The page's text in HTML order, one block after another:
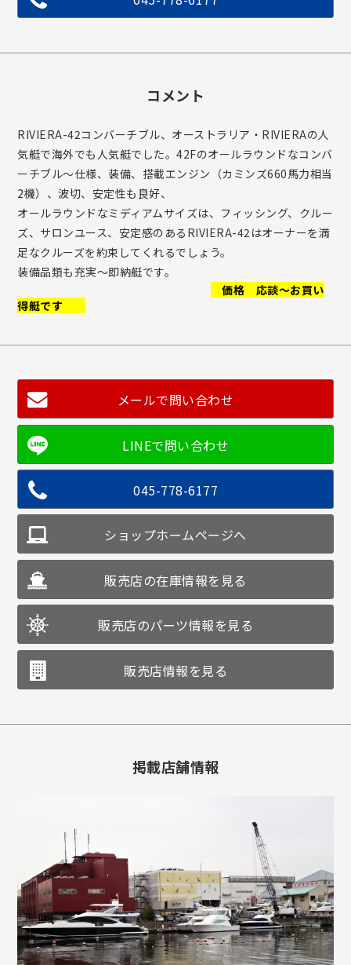
コメント
RIVIERA-42コンバーチブル、オーストラリア・RIVIERAの人
気艇で海外でも人気艇でした。42Fのオールラウンドなコンバ
ーチブル～仕様、装備、搭載エンジン（カミンズ660馬力相当
2機）、波切、安定性も良好、
オールラウンドなミディアムサイズは、フィッシング、クルー
ズ、サロンユース、安定感のあるRIVIERA-42はオーナーを満
足なクルーズを約束してくれるでしょう。
装備品類も充実～即納艇です。
価格 応談～お買い
得艇です
メールで問い合わせ
045-778-6177
ショップホームページへ
販売店の在庫情報を見る
販売店のパーツ情報を見る
販売店情報を見る
掲載店舗情報